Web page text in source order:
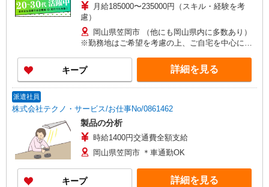
月給185000〜235000円（スキル・経験を考
慮）
岡山県笠岡市 （他にも岡山県内に多数あり）
※勤務地はご希望を考慮の上、ご自宅を中心に通
し）
キープ 詳細を見る
派遣社員
株式会社テクノ・サービス/お仕事No/0861462
製品の分析
時給1400円交通費全額支給
岡山県笠岡市 ＊車通勤OK
キープ 詳細を見る